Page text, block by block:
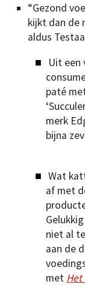
“Gezond
kijkt dan de
aldus
Uit een
paté
merk
bijna
Wat
af met
niet al
aan de
met Het